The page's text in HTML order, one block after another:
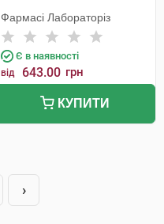
Фармасі Лабораторіз
Є в наявності
від 643.00 грн
КУПИТИ
›